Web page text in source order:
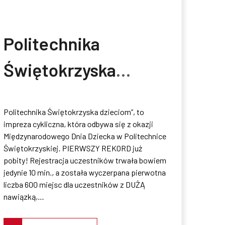
Politechnika
Świętokrzyska
Młodego Odkrywcy
2025 – MIEJSCA
WYCZERPANE
Politechnika Świętokrzyska dzieciom”, to
impreza cykliczna, która odbywa się z okazji
Międzynarodowego Dnia Dziecka w Politechnice
Świętokrzyskiej. PIERWSZY REKORD już
pobity! Rejestracja uczestników trwała bowiem
jedynie 10 min., a została wyczerpana pierwotna
liczba 600 miejsc dla uczestników z DUŻĄ
nawiązką,…